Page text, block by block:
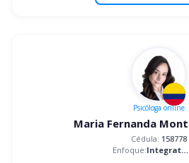
Psicóloga online
Cédula: 158778
Enfoque:
Integrativo